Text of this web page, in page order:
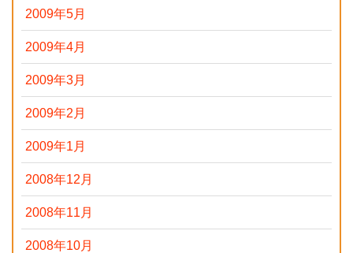
2009年5月
2009年4月
2009年3月
2009年2月
2009年1月
2008年12月
2008年11月
2008年10月